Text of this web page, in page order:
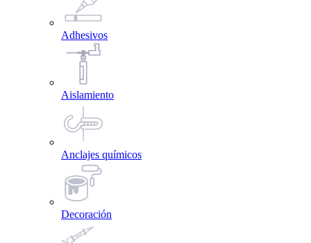
Adhesivos
Aislamiento
Anclajes químicos
Decoración